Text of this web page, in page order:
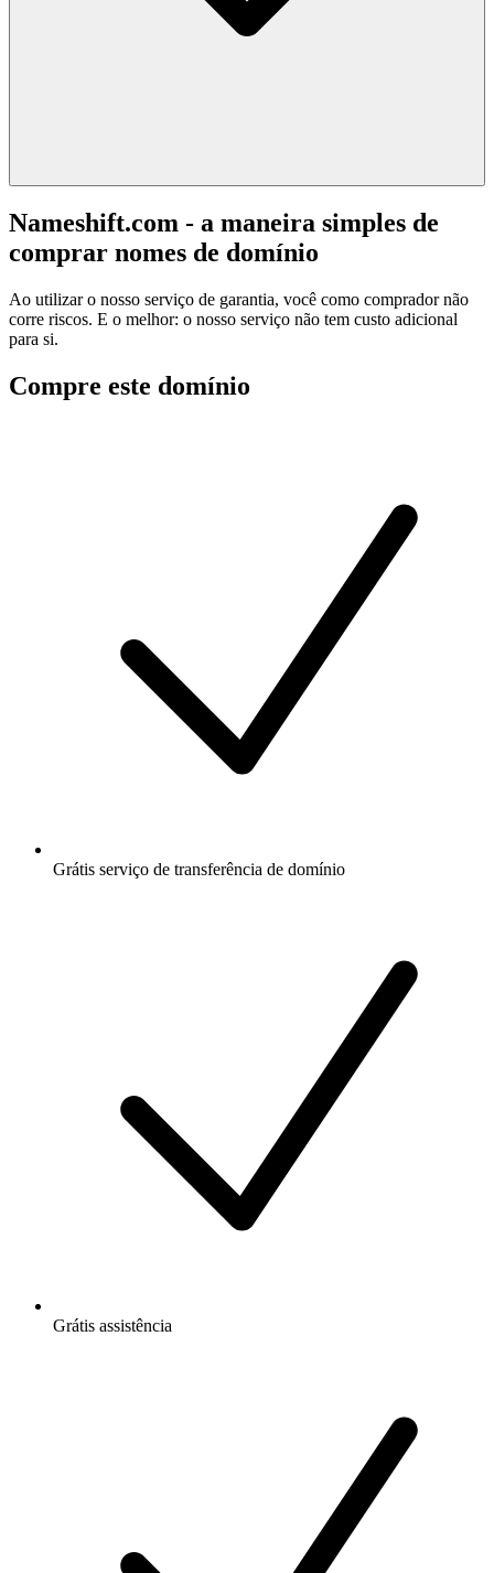
Nameshift.com - a maneira simples de
comprar nomes de domínio
Ao utilizar o nosso serviço de garantia, você como comprador não
corre riscos. E o melhor: o nosso serviço não tem custo adicional
para si.
Compre este domínio
Grátis serviço de transferência de domínio
Grátis assistência